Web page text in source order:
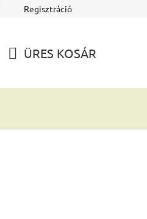
Regisztráció
ÜRES KOSÁR